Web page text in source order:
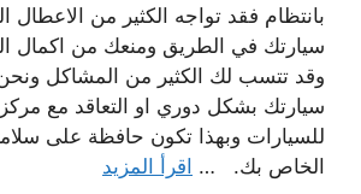
بانتظام فقد تواجه الكثير من الاعطال
سيارتك في الطريق ومنعك من اكمال
وقد تتسب لك الكثير من المشاكل
سيارتك بشكل دوري او التعاقد مع
للسيارات وبهذا تكون حافظة على
الخاص بك. … اقرأ المزيد